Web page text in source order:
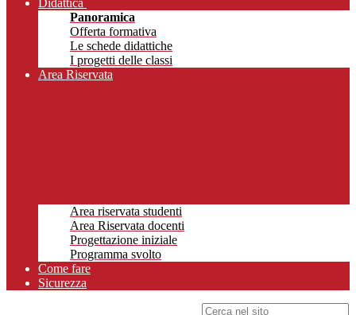
Didattica
Panoramica
Offerta formativa
Le schede didattiche
I progetti delle classi
Area Riservata
Area riservata studenti
Area Riservata docenti
Progettazione iniziale
Programma svolto
Come fare
Sicurezza